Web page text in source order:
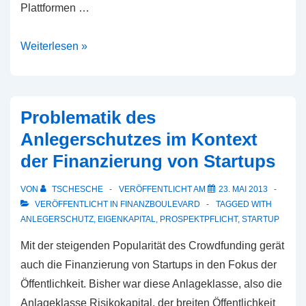
Plattformen …
Der
den
Schwarm
Weiterlesen »
Problematik des
Anlegerschutzes im Kontext
der Finanzierung von Startups
VON TSCHESCHE VERÖFFENTLICHT AM
23. MAI 2013
VERÖFFENTLICHT IN FINANZBOULEVARD
TAGGED WITH
ANLEGERSCHUTZ, EIGENKAPITAL, PROSPEKTPFLICHT, STARTUP
Mit der steigenden Popularität des Crowdfunding gerät
auch die Finanzierung von Startups in den Fokus der
Öffentlichkeit. Bisher war diese Anlageklasse, also die
Anlageklasse Risikokapital, der breiten Öffentlichkeit